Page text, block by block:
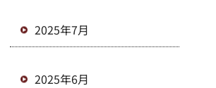
2025年7月
2025年6月